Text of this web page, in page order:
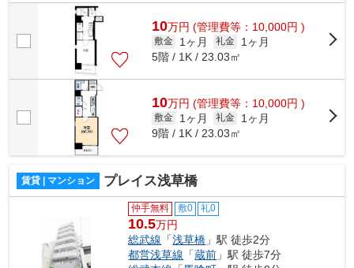
様へ提供しております！最新の情報は...
10万円 (管理費等：10,000円 )
敷金 1ヶ月 礼金
1ヶ月
5階 / 1K / 23.03㎡
10万円 (管理費等：10,000円 )
敷金 1ヶ月 礼金
1ヶ月
9階 / 1K / 23.03㎡
賃貸 | マンション プレイス浅草橋
仲手無料 敷0 礼0
10.5万円
総武線 「浅草橋 」駅 徒歩2分
都営浅草線 「蔵前 」駅 徒歩7分